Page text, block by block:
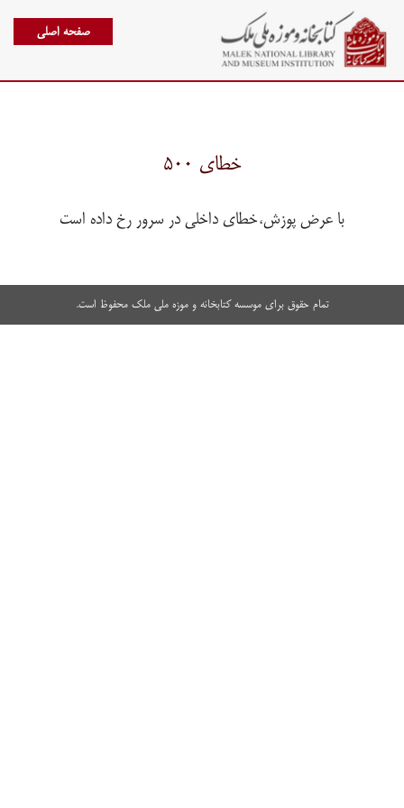
صفحه اصلی
خطای ۵۰۰
با عرض پوزش،خطای داخلی در سرور رخ داده است
تمام حقوق برای موسسه کتابخانه و موزه ملی ملک محفوظ است.